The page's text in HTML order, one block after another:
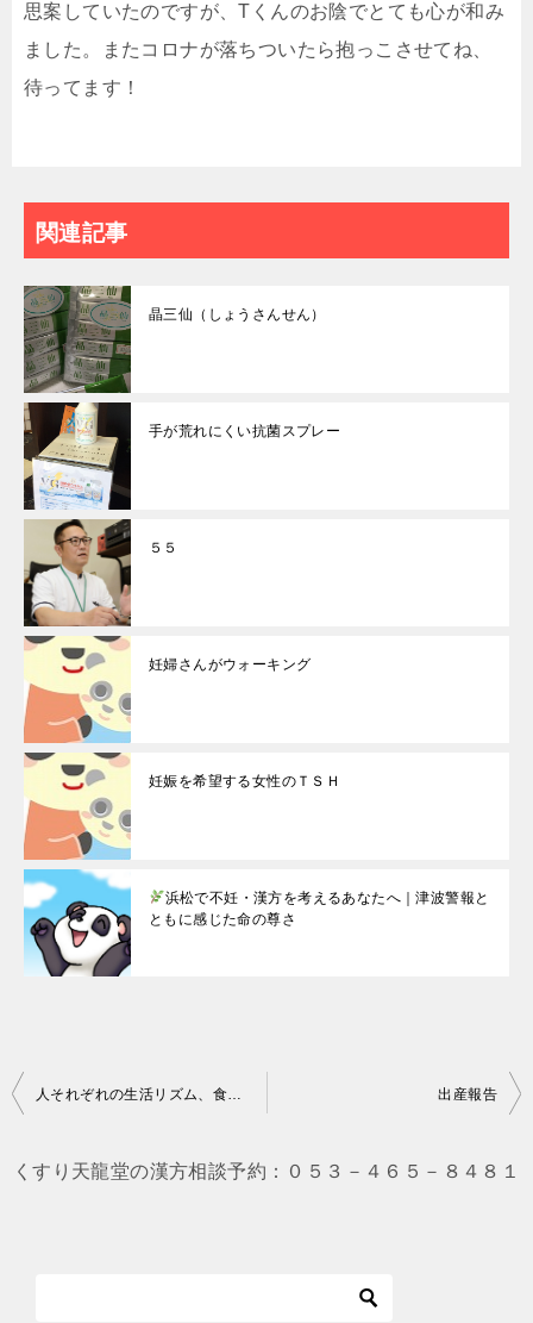
思案していたのですが、Tくんのお陰でとても心が和み
ました。またコロナが落ちついたら抱っこさせてね、
待ってます！
関連記事
晶三仙（しょうさんせん）
手が荒れにくい抗菌スプレー
５５
妊婦さんがウォーキング
妊娠を希望する女性のＴＳＨ
浜松で不妊・漢方を考えるあなたへ｜津波警報と
ともに感じた命の尊さ
投
ナ
人それぞれの生活リズム、食習慣 出産報告
くすり天龍堂の漢方相談予約：０５３－４６５－８４８１